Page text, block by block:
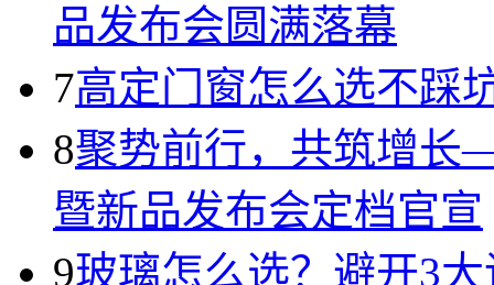
品发布会圆满落幕
7高定门窗怎么选不踩
8聚势前行，共筑增长
暨新品发布会定档官宣
9玻璃怎么选？避开3